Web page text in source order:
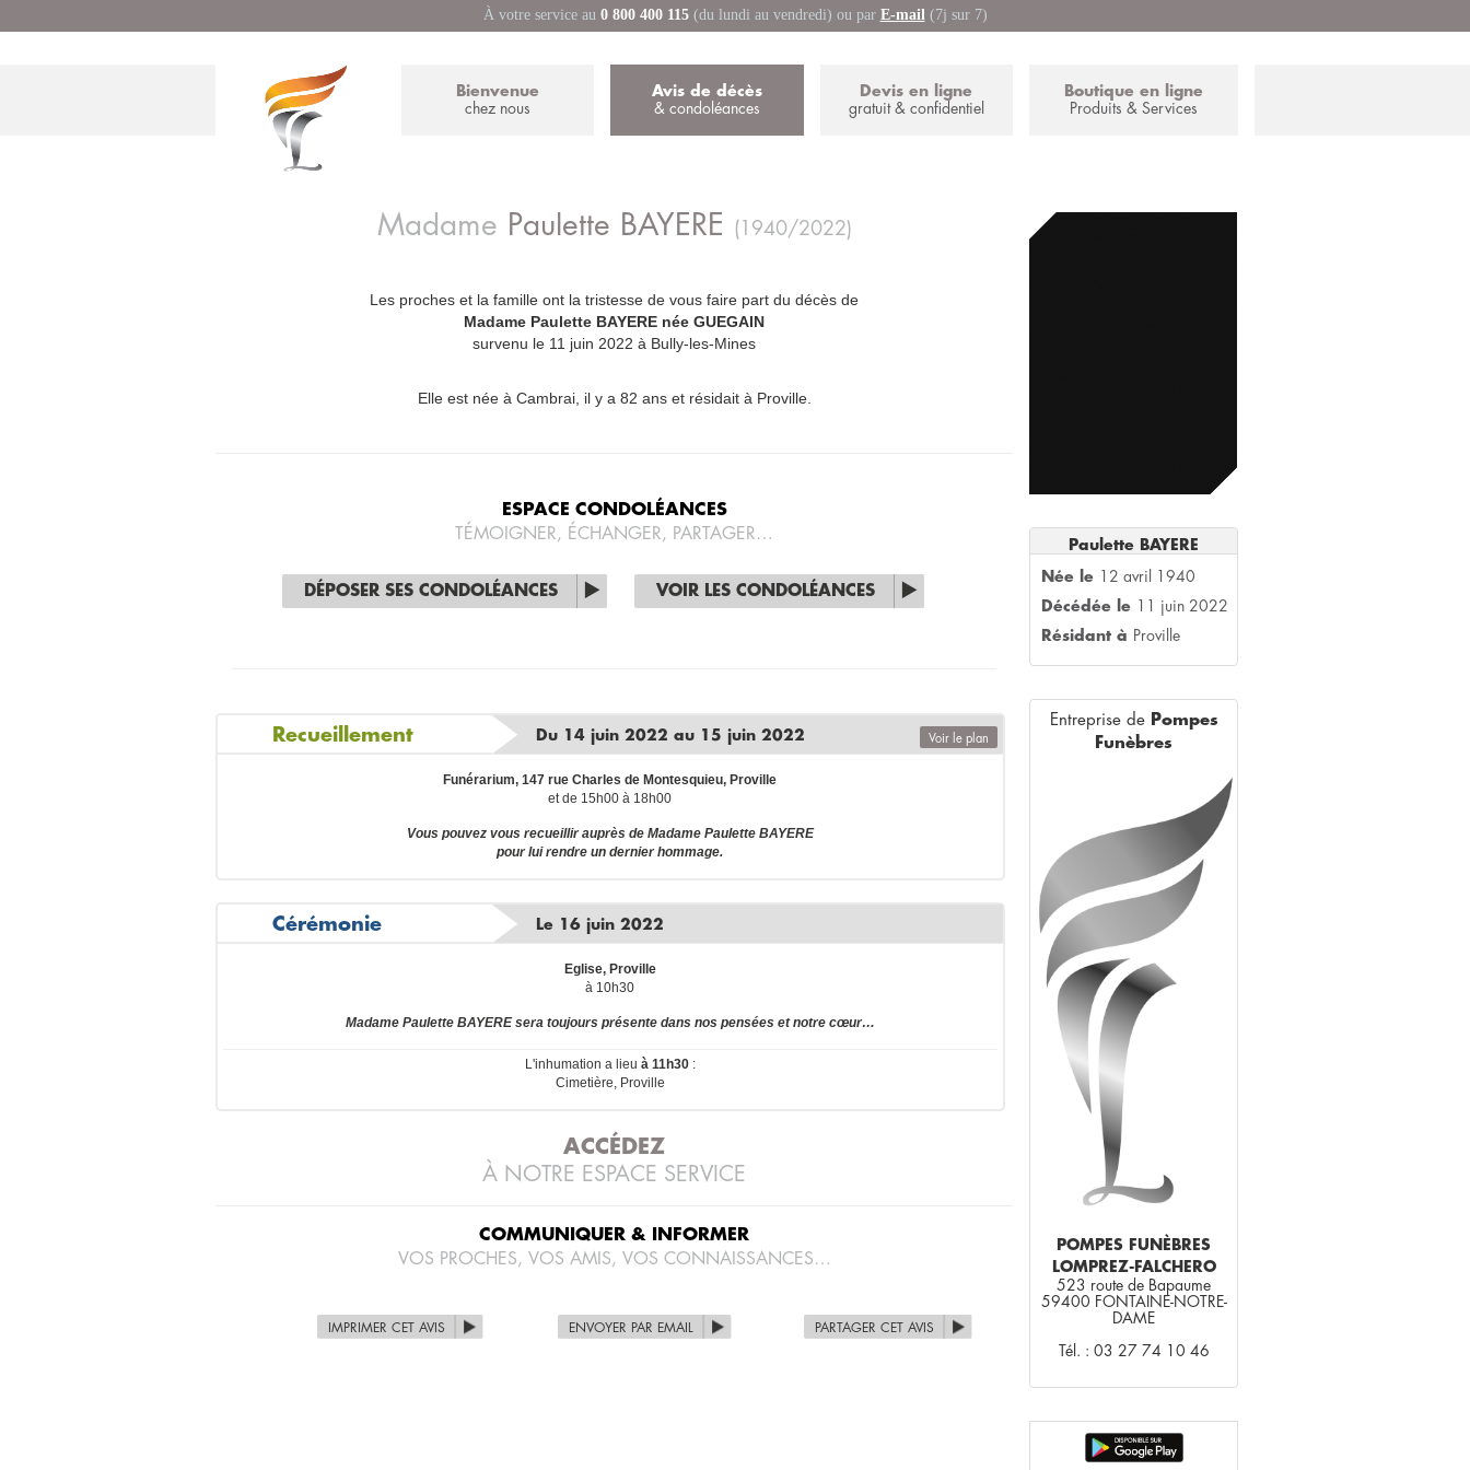
À votre service au 0 800 400 115(du lundi au vendredi) ou par E-mail(7j sur 7)
Bienvenue
chez nous
Avis de décès
& condoléances
Devis en ligne
gratuit & confidentiel
Boutique en ligne
Produits & Services
Paulette BAYERE
Née le
12 avril 1940
Décédée le
11 juin 2022
Résidant à Proville
Entreprise de Pompes
Funèbres
POMPES FUNÈBRES
LOMPREZ-FALCHERO
523 route de Bapaume
59400 FONTAINE-NOTRE-
DAME
Tél. : 03 27 74 10 46
Madame Paulette BAYERE (1940/2022)
Les proches et la famille ont la tristesse de vous faire part du décès de
Madame Paulette BAYERE née GUEGAIN
survenu le 11 juin 2022 à Bully-les-Mines
Elle est née à Cambrai, il y a 82 ans et résidait à Proville.
ESPACE CONDOLÉANCES
TÉMOIGNER, ÉCHANGER, PARTAGER…
DÉPOSER SES CONDOLÉANCES VOIR LES CONDOLÉANCES
Recueillement Du 14 juin 2022 au 15 juin 2022 Voir le plan
Funérarium, 147 rue Charles de Montesquieu, Proville
et de 15h00 à 18h00
Vous pouvez vous recueillir auprès de Madame Paulette BAYERE
pour lui rendre un dernier hommage.
Cérémonie Le 16 juin 2022
Eglise, Proville
à 10h30
Madame Paulette BAYERE sera toujours présente dans nos pensées et notre cœur…
L'inhumation a lieu à 11h30:
Cimetière, Proville
ACCÉDEZ
À NOTRE ESPACE SERVICE
COMMUNIQUER & INFORMER
VOS PROCHES, VOS AMIS, VOS CONNAISSANCES…
IMPRIMER CET AVIS ENVOYER PAR EMAIL PARTAGER CET AVIS